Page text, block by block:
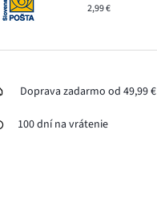
2,99 €
Doprava zadarmo od 49,99 €
100 dní na vrátenie